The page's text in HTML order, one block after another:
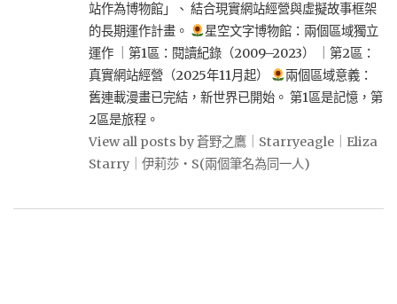
站作為博物館」、 結合現實網站經營與虛擬故事框架
的長期運作計畫。
星空文字博物館：兩個區域獨立
運作 ｜第1區：閱讀紀錄（2009–2023） ｜第2區：
真實網站經營（2025年11月起）
兩個區域意義：
舊連載漫畫已完結，新世界已開始。 第1區是記憶，第
2區是旅程。
View all posts by 蒼野之鷹｜Starryeagle｜Eliza
Starry｜伊莉莎・S(兩個筆名為同一人)